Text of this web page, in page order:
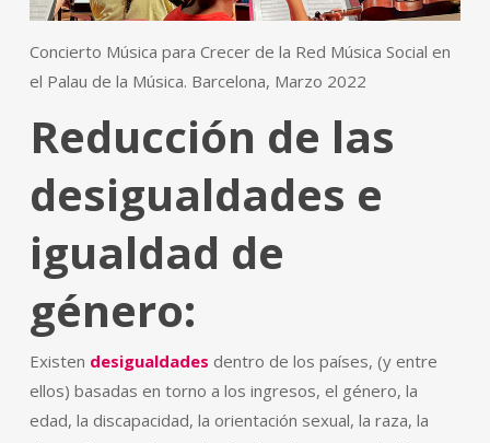
Concierto Música para Crecer de la Red Música Social en
el Palau de la Música. Barcelona, Marzo 2022
Reducción de las
desigualdades e
igualdad de
género:
Existen desigualdades dentro de los países, (y entre
ellos) basadas en torno a los ingresos, el género, la
edad, la discapacidad, la orientación sexual, la raza, la